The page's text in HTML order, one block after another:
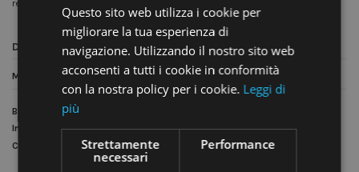
regalo Natalizio
Dettagli del prodotto
Materiale Carta
Brand
Scotton
In magazzino 10 Articoli
Condizione
Nuovo prodotto
Questo sito web utilizza i cookie per
migliorare la tua esperienza di
navigazione. Utilizzando il nostro sito web
acconsenti a tutti i cookie in conformità
con la nostra policy per i cookie. Leggi di
più
Strettamente
necessari
Performance